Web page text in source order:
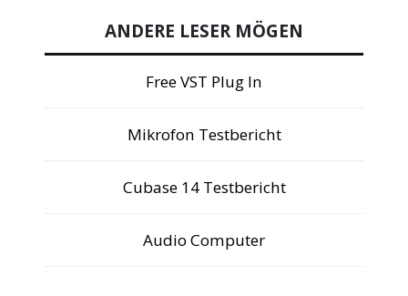
ANDERE LESER MÖGEN
Free VST Plug In
Mikrofon Testbericht
Cubase 14 Testbericht
Audio Computer